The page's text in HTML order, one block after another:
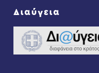
Διαύγεια